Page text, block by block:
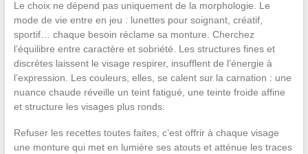
Le choix ne dépend pas uniquement de la morphologie. Le
mode de vie entre en jeu : lunettes pour soignant, créatif,
sportif… chaque besoin réclame sa monture. Cherchez
l’équilibre entre caractère et sobriété. Les structures fines et
discrètes laissent le visage respirer, insufflent de l’énergie à
l’expression. Les couleurs, elles, se calent sur la carnation : une
nuance chaude réveille un teint fatigué, une teinte froide affine
et structure les visages plus ronds.
Refuser les recettes toutes faites, c’est offrir à chaque visage
une monture qui met en lumière ses atouts et atténue les traces